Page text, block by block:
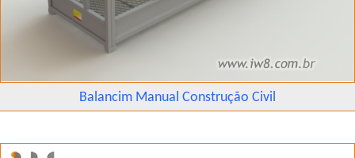
Balancim Manual Construção Civil